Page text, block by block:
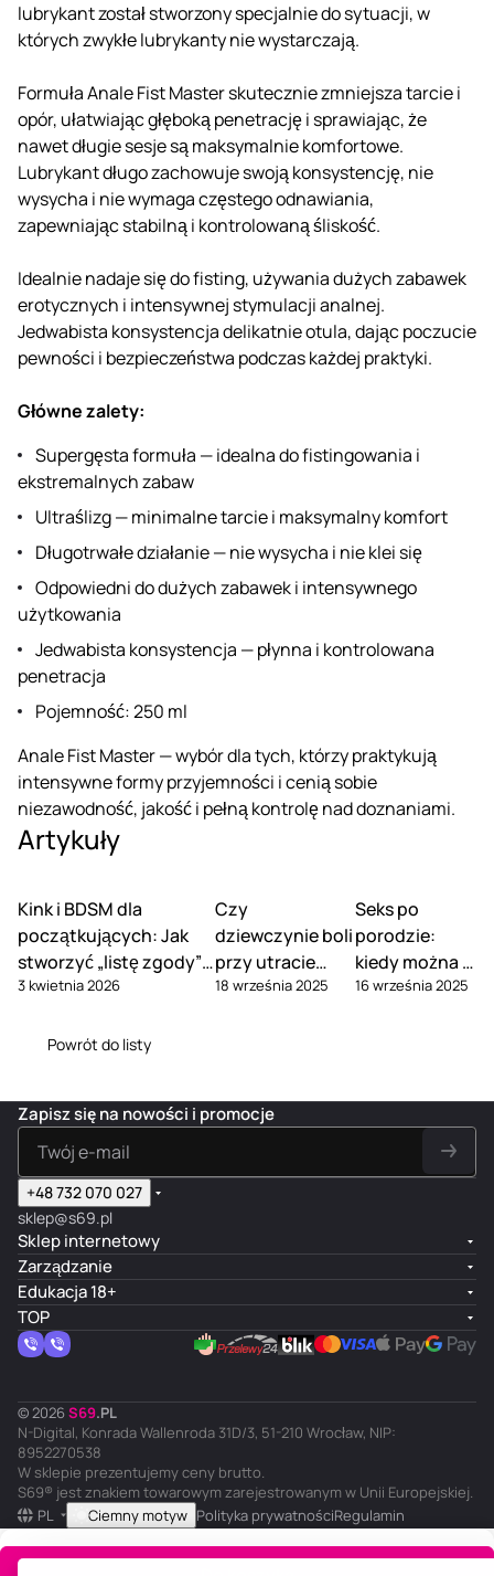
lubrykant został stworzony specjalnie do sytuacji, w
których zwykłe lubrykanty nie wystarczają.
Formuła Anale Fist Master skutecznie zmniejsza tarcie i
opór, ułatwiając głęboką penetrację i sprawiając, że
nawet długie sesje są maksymalnie komfortowe.
Lubrykant długo zachowuje swoją konsystencję, nie
wysycha i nie wymaga częstego odnawiania,
zapewniając stabilną i kontrolowaną śliskość.
Idealnie nadaje się do fisting, używania dużych zabawek
erotycznych i intensywnej stymulacji analnej.
Jedwabista konsystencja delikatnie otula, dając poczucie
pewności i bezpieczeństwa podczas każdej praktyki.
Główne zalety:
Supergęsta formuła — idealna do fistingowania i
ekstremalnych zabaw
Ultraślizg — minimalne tarcie i maksymalny komfort
Długotrwałe działanie — nie wysycha i nie klei się
Odpowiedni do dużych zabawek i intensywnego
użytkowania
Jedwabista konsystencja — płynna i kontrolowana
penetracja
Pojemność: 250 ml
Anale Fist Master — wybór dla tych, którzy praktykują
intensywne formy przyjemności i cenią sobie
niezawodność, jakość i pełną kontrolę nad doznaniami.
Artykuły
Kink i BDSM dla
początkujących: Jak
stworzyć „listę zgody” i
omówić słowa-
3 kwietnia 2026
Czy
dziewczynie boli
przy utracie
dziewictwa – i
18 września 2025
Seks po
porodzie:
kiedy można i
jak odzyskać
16 września 2025
Powrót do listy
Zapisz się na nowości i promocje
+48 732 070 027
sklep@s69.pl
Sklep internetowy
Zarządzanie
Edukacja 18+
TOP
© 2026 S69.PL
N-Digital, Konrada Wallenroda 31D/3, 51-210 Wrocław, NIP:
8952270538
W sklepie prezentujemy ceny brutto.
S69® jest znakiem towarowym zarejestrowanym w Unii Europejskiej.
PL
Ciemny motyw Polityka prywatnościRegulamin